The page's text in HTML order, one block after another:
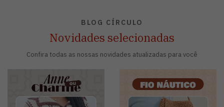
BLOG CÍRCULO
Novidades selecionadas
Confira todas as nossas novidades atualizadas para você